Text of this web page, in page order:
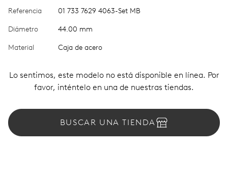
Referencia 01 733 7629 4063-Set MB
Diámetro 44.00 mm
Material Caja de acero
Lo sentimos, este modelo no está disponible en línea. Por
favor, inténtelo en una de nuestras tiendas.
BUSCAR UNA TIENDA